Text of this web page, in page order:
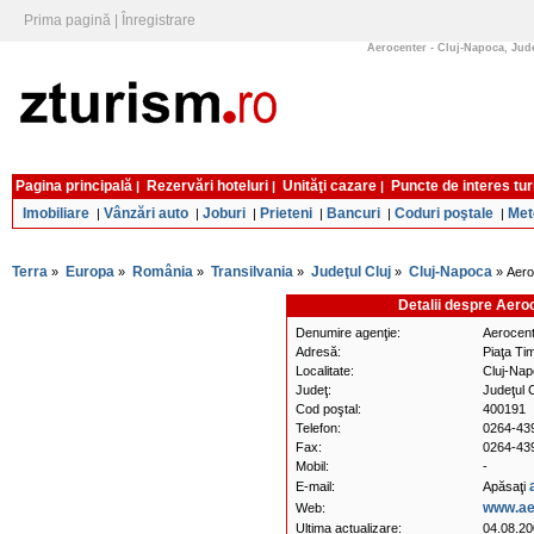
Prima pagină Înregistrare
Aerocenter - Cluj-Napoca,
Pagina principală | Rezervări hoteluri | Unităţi cazare |
Puncte de interes
Imobiliare | Vânzări auto | Joburi | Prieteni | Bancuri | Coduri poştale |
Terra » Europa » România » Transilvania » Judeţul Cluj » Cluj-Napoca »
Detalii despre
Denumire agenţie:
Adresă:
Piaţa
Localitate:
Cluj-
Judeţ:
Judeţul
Cod poştal:
400191
Telefon:
0264-
Fax:
0264-
Mobil:
-
E-mail:
Apăsaţi
Web:
Ultima actualizare: